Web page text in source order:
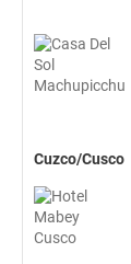
Cuzco/Cusco